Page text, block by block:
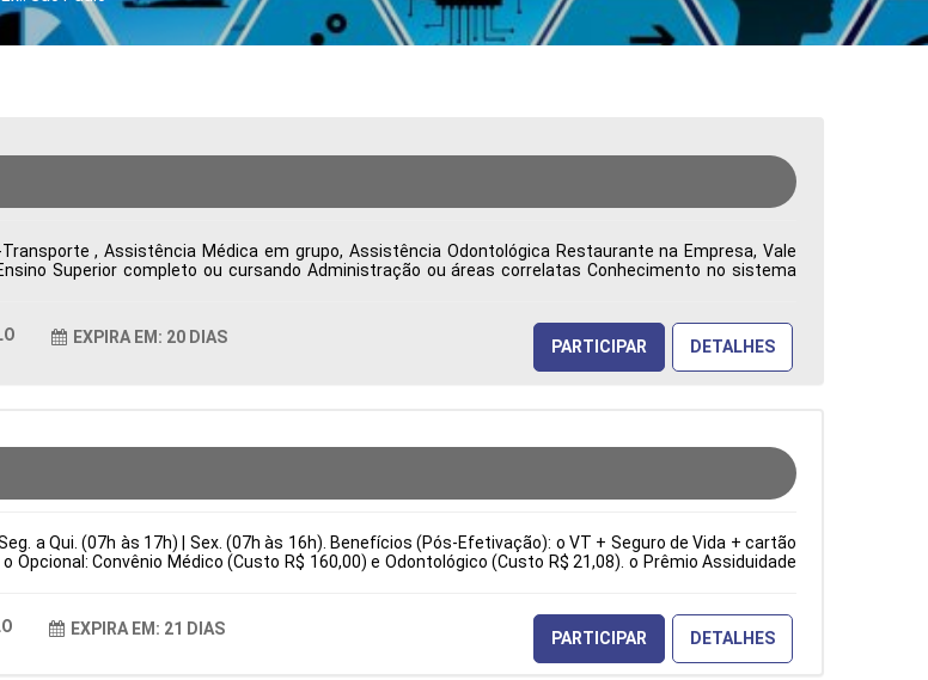
, Assistência Médica em grupo, Assistência Odontológica Restaurante na Empresa, Vale
Superior completo ou cursando Administração ou áreas correlatas Conhecimento no sistema
EXPIRA EM: 20 DIAS PARTICIPAR DETALHES
a Qui. (07h às 17h) | Sex. (07h às 16h). Benefícios (Pós-Efetivação): o VT + Seguro de Vida + cartão
Convênio Médico (Custo R$ 160,00) e Odontológico (Custo R$ 21,08). o Prêmio Assiduidade
Produção Período: Formação Acadêmica: Características Comportamentais:
EXPIRA EM: 21 DIAS PARTICIPAR DETALHES